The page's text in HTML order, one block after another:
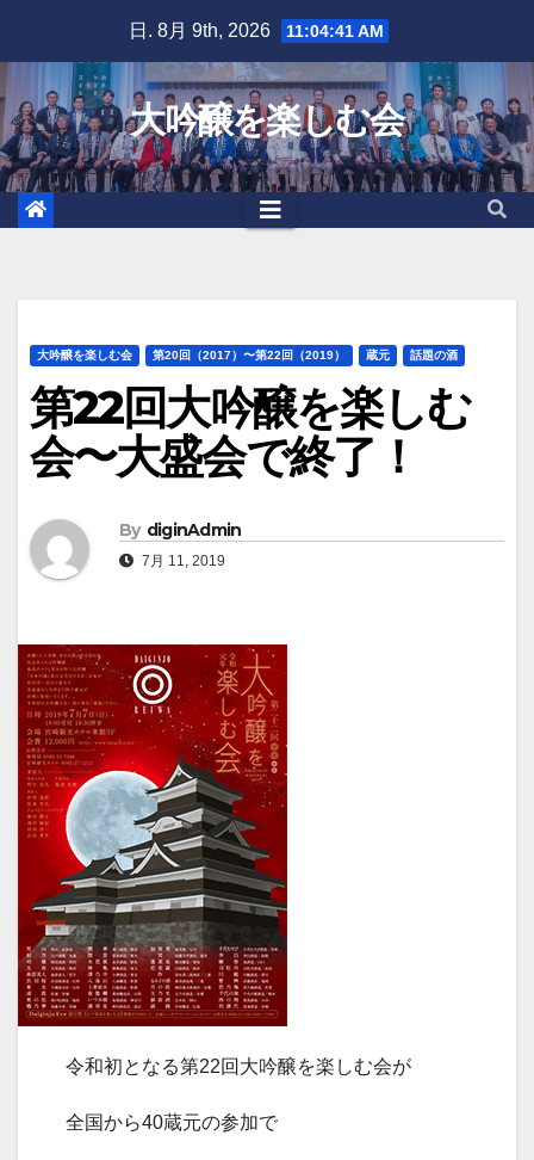
content
日. 8月 9th, 2026 11:04:43 AM
大吟醸を楽しむ会
大吟醸を楽しむ会 第20回（2017）〜第22回（2019） 蔵元 話題の酒
第22回大吟醸を楽しむ
会〜大盛会で終了！
By diginAdmin
7月 11, 2019
令和初となる第22回大吟醸を楽しむ会が
全国から40蔵元の参加で